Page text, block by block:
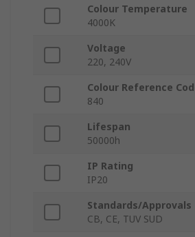
Colour Temperature
4000K
Voltage
220, 240V
Colour Reference
840
Lifespan
50000h
IP Rating
IP20
Standards/Approvals
CB, CE, TUV SUD